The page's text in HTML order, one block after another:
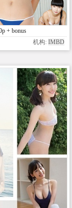
+ bonus
机构: IMBD